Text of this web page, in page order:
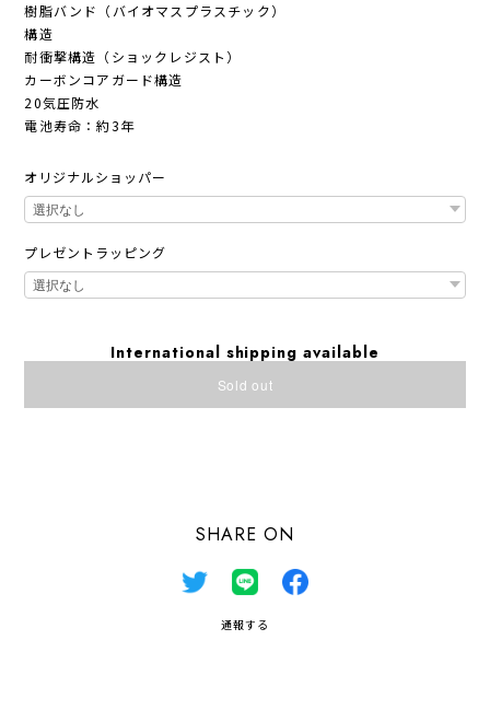
樹脂バンド（バイオマスプラスチック）
構造
耐衝撃構造（ショックレジスト）
カーボンコアガード構造
20気圧防水
電池寿命：約3年
オリジナルショッパー
プレゼントラッピング
International shipping available
Sold out
SHARE ON
通報する